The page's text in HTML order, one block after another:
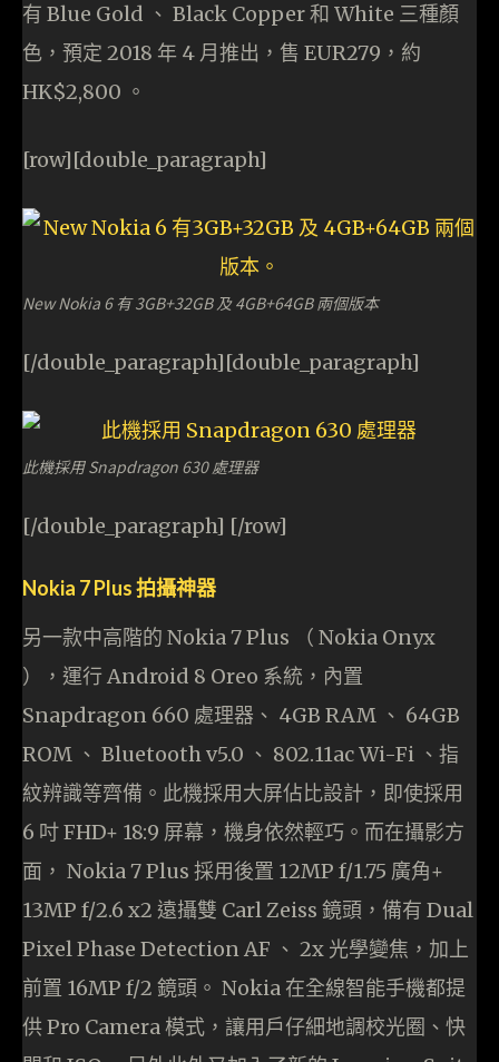
有 Blue Gold 、 Black Copper 和 White 三種顏
色，預定 2018 年 4 月推出，售 EUR279，約
HK$2,800 。
[row][double_paragraph]
New Nokia 6 有 3GB+32GB 及 4GB+64GB 兩個版本
[/double_paragraph][double_paragraph]
此機採用 Snapdragon 630 處理器
[/double_paragraph] [/row]
Nokia 7 Plus 拍攝神器
另一款中高階的 Nokia 7 Plus （ Nokia Onyx
），運行 Android 8 Oreo 系統，內置
Snapdragon 660 處理器、 4GB RAM 、 64GB
ROM 、 Bluetooth v5.0 、 802.11ac Wi-Fi 、指
紋辨識等齊備。此機採用大屏佔比設計，即使採用
6 吋 FHD+ 18:9 屏幕，機身依然輕巧。而在攝影方
面， Nokia 7 Plus 採用後置 12MP f/1.75 廣角+
13MP f/2.6 x2 遠攝雙 Carl Zeiss 鏡頭，備有 Dual
Pixel Phase Detection AF 、 2x 光學變焦，加上
前置 16MP f/2 鏡頭。 Nokia 在全線智能手機都提
供 Pro Camera 模式，讓用戶仔細地調校光圈、快